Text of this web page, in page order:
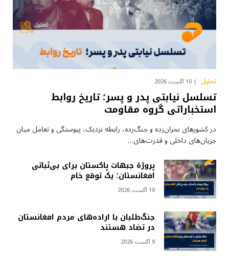
تحلیل 10 آگست 2026
تسلسل نیابتی پدر و پسر؛ تاریخ روابط
استخباراتی گروه مقاومت
در کشورهای بحران‌زده و جنگ‌زده، رابطه نزدیک، پیوستگی و تعامل میان
جریان‌های داخلی و قدرت‌های…
پروژهٔ جبهات پاکستان برای بی‌ثباتی
افغانستان؛ یک توقع خام
10 آگست 2026
جنگ‌طلبان با اراده‌های مردم افغانستان
در تضاد هستند
9 آگست 2026